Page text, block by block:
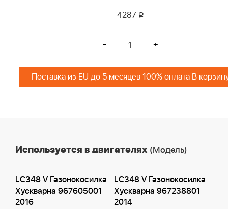
4287 i
- +
Поставка из EU до 5 месяцев 100% оплата В
Используется в двигателях (Модель)
LC348 V Газонокосилка
Хускварна 967605001
2016
LC348 V Газонокосилка
Хускварна 967238801
2014